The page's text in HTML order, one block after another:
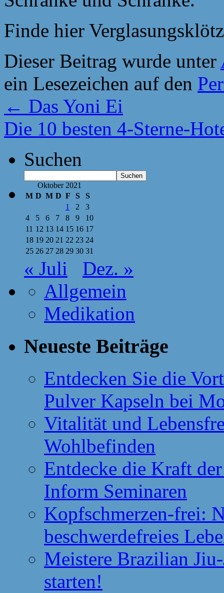
Finde hier
Dieser Beitrag wurde unter
ein Lesezeichen auf den
← Das Yoni Ei
Die 10 besten 4-Sterne-
Suchen
Suchen
Oktober 2021
M D M D F S
S
1
2
3
4
5 6 7 8 9
10
11 12 13 14 15 16 17
18 19 20 21 22 23 24
25 26 27 28 29 30 31
« Juli
Dez. »
Allgemein
Medikation
Neueste Beiträge
Entdecken Sie die
Pulver Kapseln bei
Vitalität und
Wohlbefinden
Entdecke die Kraft
Inform Seminaren
Kopfschmerzen-frei:
beschwerdefreies
Meistere Brazilian
starten!